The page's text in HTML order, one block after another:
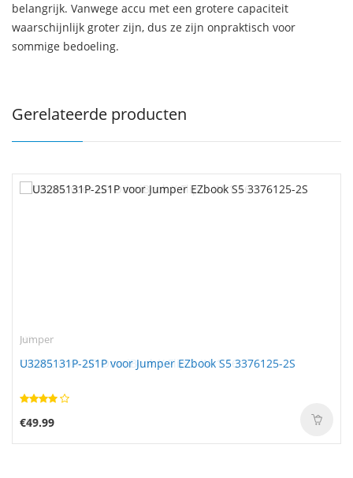
belangrijk. Vanwege accu met een grotere capaciteit
waarschijnlijk groter zijn, dus ze zijn onpraktisch voor
sommige bedoeling.
Gerelateerde producten
Jumper
U3285131P-2S1P voor Jumper EZbook S5 3376125-2S
€49.99